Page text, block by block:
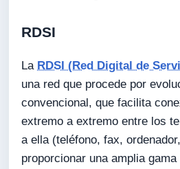
RDSI
La RDSI (Red Digital de
una red que procede por
convencional, que facilita
extremo a extremo entre los
a ella (teléfono, fax,
proporcionar una amplia